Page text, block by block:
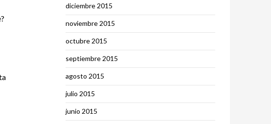
O SOMBRA) EN EL ESPACIO ESCOLAR, TENSIONES Y POSIBILIDADES”
diciembre 2015
noviembre 2015
octubre 2015
septiembre 2015
agosto 2015
julio 2015
junio 2015